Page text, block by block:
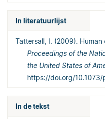
In literatuurlijst
Tattersall, I. (2009). Human
Proceedings of the
the United States of
https://doi.org/
In de tekst